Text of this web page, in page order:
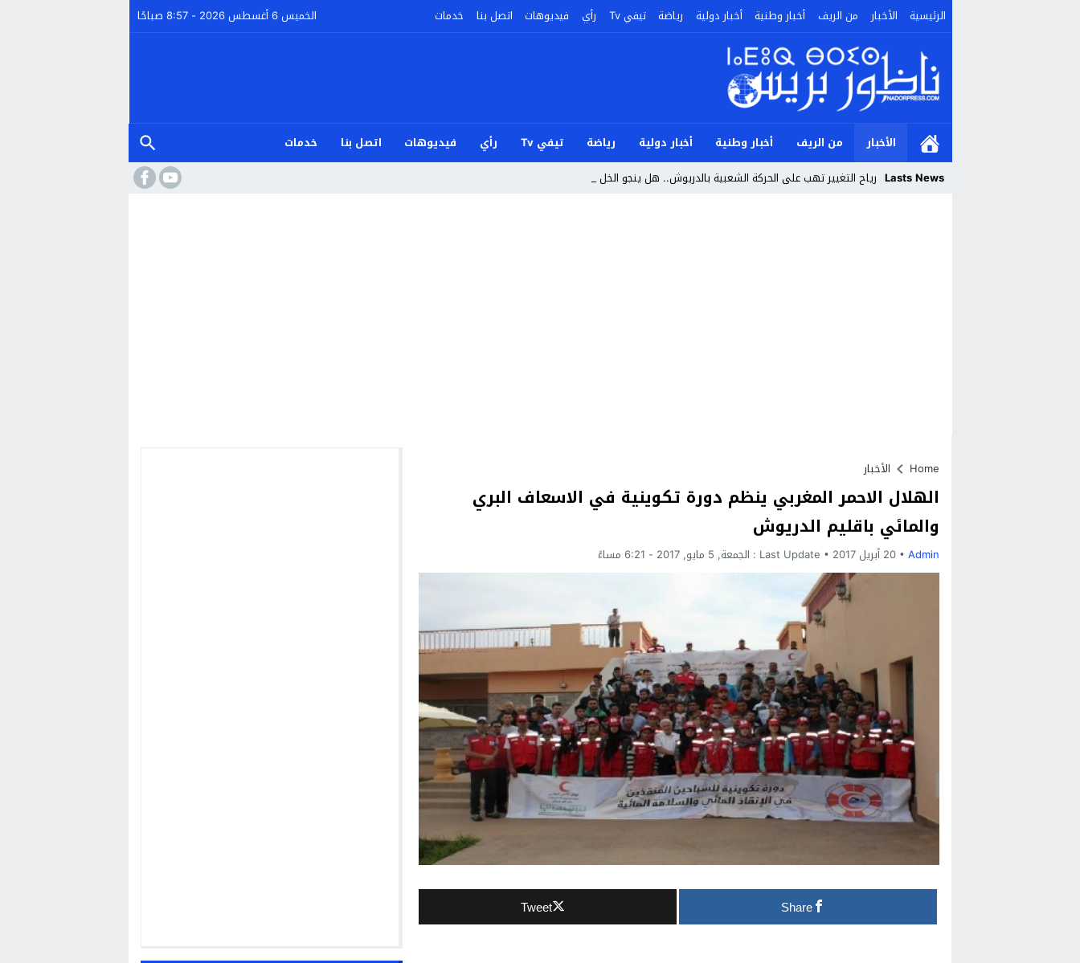
الرئيسية الأخبار من الريف أخبار وطنية أخبار دولية رياضة تيفي Tv رأي فيديوهات اتصل بنا خدمات الخميس 6 أغسطس 2026 - 8:57 صباحًا
الأخبار من الريف أخبار وطنية أخبار دولية رياضة تيفي Tv رأي فيديوهات اتصل بنا
خدمات
Lasts News رياح التغيير تهب على الحركة الشعبية بالدريوش.. هل ينجو الخلفيوي من مفاج _
Home الأخبار
الهلال الاحمر المغربي ينظم دورة تكوينية في الاسعاف البري
والمائي باقليم الدريوش
Admin 20 أبريل 2017 Last Update : الجمعة, 5 مايو, 2017 - 6:21 مساءً
Share
Tweet